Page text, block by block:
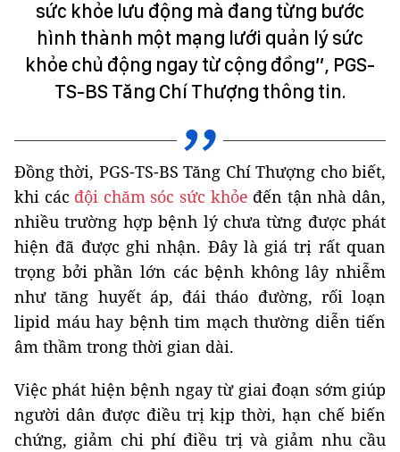
sức khỏe lưu động mà đang từng bước
hình thành một mạng lưới quản lý sức
khỏe chủ động ngay từ cộng đồng”, PGS-
TS-BS Tăng Chí Thượng thông tin.
Đồng thời, PGS-TS-BS Tăng Chí Thượng cho biết,
khi các đội chăm sóc sức khỏe đến tận nhà dân,
nhiều trường hợp bệnh lý chưa từng được phát
hiện đã được ghi nhận. Đây là giá trị rất quan
trọng bởi phần lớn các bệnh không lây nhiễm
như tăng huyết áp, đái tháo đường, rối loạn
lipid máu hay bệnh tim mạch thường diễn tiến
âm thầm trong thời gian dài.
Việc phát hiện bệnh ngay từ giai đoạn sớm giúp
người dân được điều trị kịp thời, hạn chế biến
chứng, giảm chi phí điều trị và giảm nhu cầu